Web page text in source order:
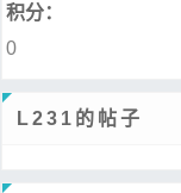
积分：
0
L231的帖子